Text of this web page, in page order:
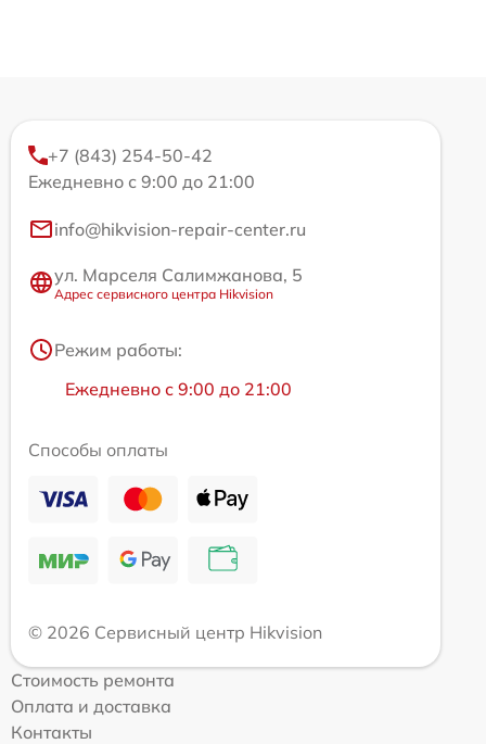
+7 (843) 254-50-42
Ежедневно с 9:00 до 21:00
info@hikvision-repair-center.ru
ул. Марселя Салимжанова, 5
Адрес сервисного центра Hikvision
Режим работы:
Ежедневно с 9:00 до 21:00
Способы оплаты
© 2026 Сервисный центр Hikvision
Стоимость ремонта
Оплата и доставка
Контакты